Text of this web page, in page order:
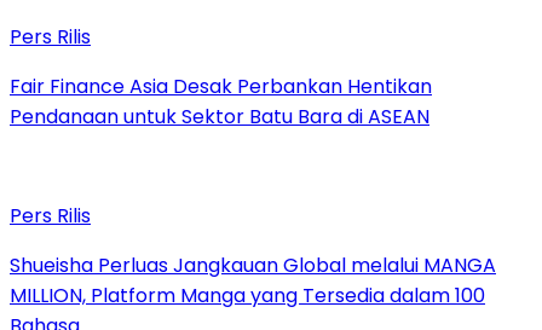
Pers Rilis
Fair Finance Asia Desak Perbankan Hentikan
Pendanaan untuk Sektor Batu Bara di ASEAN
Pers Rilis
Shueisha Perluas Jangkauan Global melalui MANGA
MILLION, Platform Manga yang Tersedia dalam 100